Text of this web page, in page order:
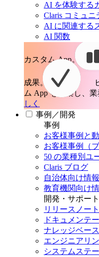
AI を体験する
Claris コミュニ
AI に関連する
AI 関数
カスタム App。
成果。
ム App を構築し、
しく
事例／開発
事例
お客様事例と
お客様事例（ブ
50 の業種別ユ
Claris ブログ
自治体向け情報
教育機関向け
開発・サポート
リリースノート
ドキュメンテ
ナレッジベース
エンジニアリ
システムステ